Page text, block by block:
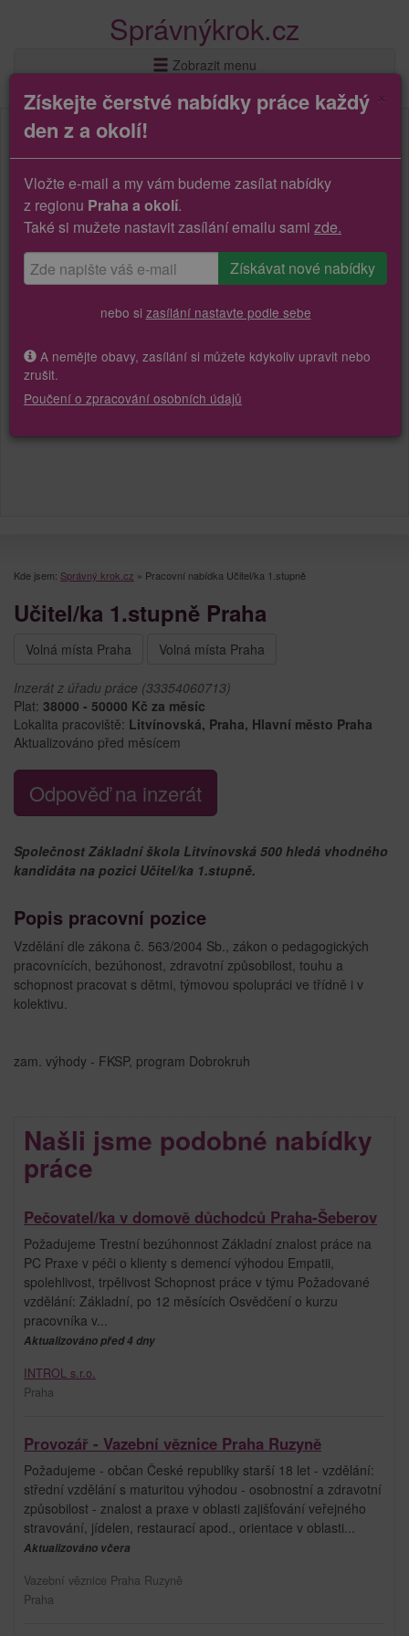
Správnýkrok.cz
Zobrazit menu
Kde jsem: Správný krok.cz » Pracovní nabídka Učitel/ka 1.stupně
Učitel/ka 1.stupně Praha
Volná místa Praha Volná místa Praha
Inzerát z úřadu práce (33354060713)
Plat: 38000 - 50000 Kč za měsíc
Lokalita pracoviště: Litvínovská, Praha, Hlavní město Praha
Aktualizováno před měsícem
Odpověď na inzerát
Společnost Základní škola Litvínovská 500 hledá vhodného
kandidáta na pozici Učitel/ka 1.stupně.
Popis pracovní pozice
Vzdělání dle zákona č. 563/2004 Sb., zákon o pedagogických
pracovnících, bezúhonost, zdravotní způsobilost, touhu a
schopnost pracovat s dětmi, týmovou spolupráci ve třídně i v
kolektivu.
zam. výhody - FKSP, program Dobrokruh
Našli jsme podobné nabídky
práce
Pečovatel/ka v domově důchodců Praha-Šeberov
Požadujeme Trestní bezúhonnost Základní znalost práce na
PC Praxe v péči o klienty s demencí výhodou Empatii,
spolehlivost, trpělivost Schopnost práce v týmu Požadované
vzdělání: Základní, po 12 měsících Osvědčení o kurzu
pracovníka v...
Aktualizováno před 4 dny
INTROL s.r.o.
Praha
Provozář - Vazební věznice Praha Ruzyně
Požadujeme - občan České republiky starší 18 let - vzdělání:
střední vzdělání s maturitou výhodou - osobnostní a zdravotní
způsobilost - znalost a praxe v oblasti zajišťování veřejného
stravování, jídelen, restaurací apod., orientace v oblasti...
Aktualizováno včera
Vazební věznice Praha Ruzyně
Praha
Získejte čerstvé nabídky práce každý
den z a okolí!
Vložte e-mail a my vám budeme zasílat nabídky
z regionu Praha a okolí.
Také si mužete nastavit zasílání emailu sami zde.
nebo si zasílání nastavte podle sebe
A nemějte obavy, zasílání si můžete kdykoliv upravit nebo
zrušit.
Poučení o zpracování osobních údajů